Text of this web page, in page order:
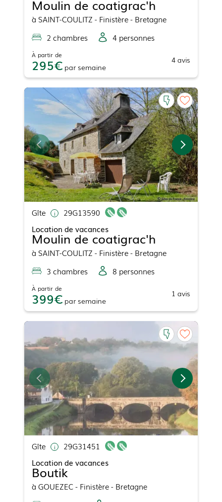
Moulin de coatigrac'h
à SAINT-COULITZ - Finistère - Bretagne
2 chambres 4 personnes
À partir de
295 par semaine
4 avis
Gîte
29G13590
Location de vacances
Moulin de coatigrac'h
à SAINT-COULITZ - Finistère - Bretagne
3 chambres 8 personnes
À partir de
399 par semaine
1 avis
Gîte
29G31451
Location de vacances
Boutik
à GOUEZEC- Finistère - Bretagne